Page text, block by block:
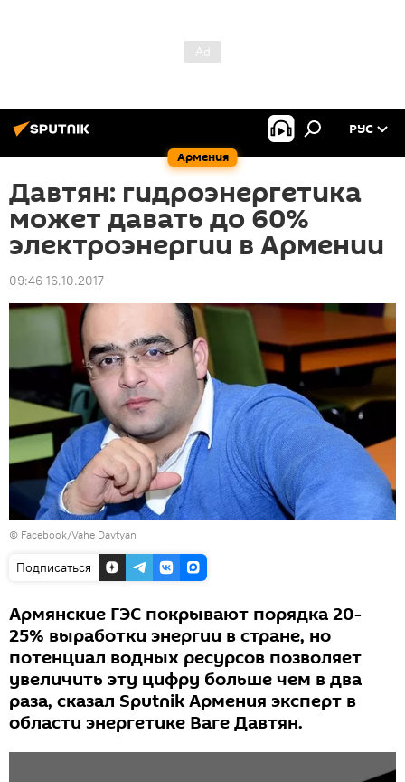
Армения
РУС
Давтян: гидроэнергетика
может давать до 60%
электроэнергии в Армении
09:46 16.10.2017
© Facebook/Vahe Davtyan
Подписаться
Армянские ГЭС покрывают порядка 20-
25% выработки энергии в стране, но
потенциал водных ресурсов позволяет
увеличить эту цифру больше чем в два
раза, сказал Sputnik Армения эксперт в
области энергетике Ваге Давтян.